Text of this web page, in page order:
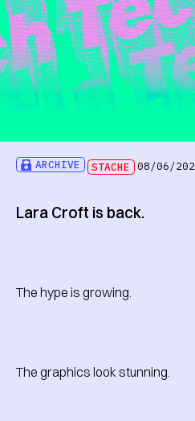
ARCHIVE STACHE 08/06/
Lara Croft is back.
The hype is growing.
The graphics look stunning.